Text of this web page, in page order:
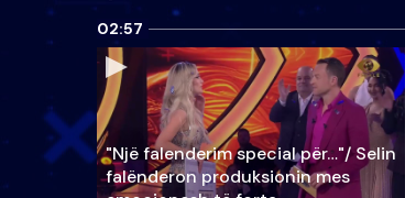
02:57
"Një falenderim special për…"/ Selin
falënderon produksionin mes